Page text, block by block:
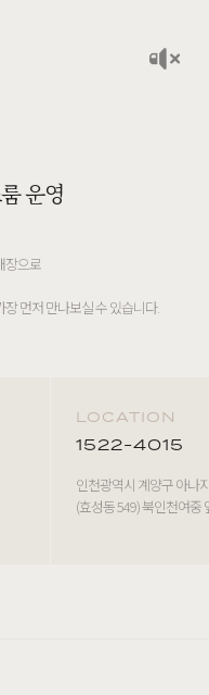
운영
장으로
먼저 만나보실 수 있습니다.
LOCATION
1522-4015
인천광역시 계양구 아나
(효성동 549) 북인천여중